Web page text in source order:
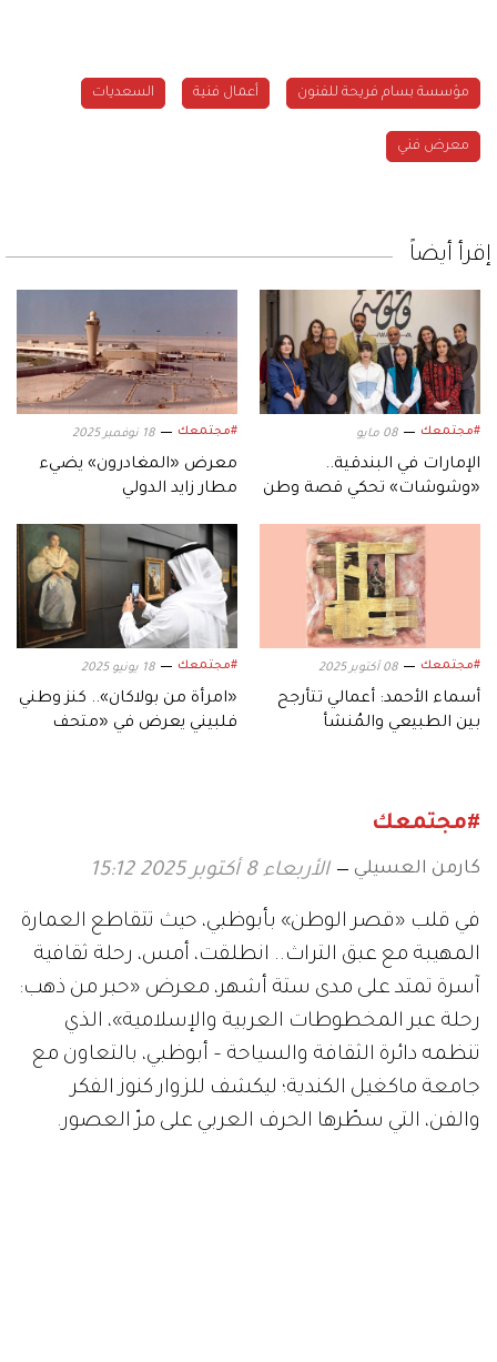
مؤسسة بسام فريحة للفنون أعمال فنية السعديات
معرض فني
إقرأ أيضاً
#مجتمعك 08 مايو
الإمارات في البندقية..
«وشوشات» تحكي قصة وطن
#مجتمعك 18 نوفمبر 2025
معرض «المغادرون» يضيء
مطار زايد الدولي
#مجتمعك 08 أكتوبر 2025
أسماء الأحمد: أعمالي تتأرجح
بين الطبيعي والمُنشأ
#مجتمعك 18 يونيو 2025
«امرأة من بولاكان».. كنز وطني
فلبيني يعرض في «متحف
#مجتمعك
كارمن العسيلي الأربعاء 8 أكتوبر 2025 15:12
في قلب «قصر الوطن» بأبوظبي، حيث تتقاطع العمارة
المهيبة مع عبق التراث.. انطلقت، أمس، رحلة ثقافية
آسرة تمتد على مدى ستة أشهر، معرض «حبر من ذهب:
رحلة عبر المخطوطات العربية والإسلامية»، الذي
تنظمه دائرة الثقافة والسياحة – أبوظبي، بالتعاون مع
جامعة ماكغيل الكندية؛ ليكشف للزوار كنوز الفكر
والفن، التي سطّرها الحرف العربي على مرّ العصور.